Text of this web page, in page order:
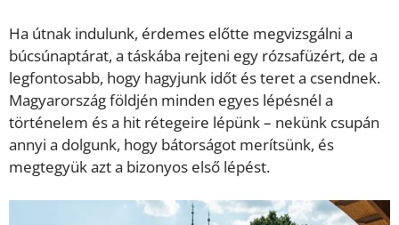
Ha útnak indulunk, érdemes előtte megvizsgálni a
búcsúnaptárat, a táskába rejteni egy rózsafüzért, de a
legfontosabb, hogy hagyjunk időt és teret a csendnek.
Magyarország földjén minden egyes lépésnél a
történelem és a hit rétegeire lépünk – nekünk csupán
annyi a dolgunk, hogy bátorságot merítsünk, és
megtegyük azt a bizonyos első lépést.